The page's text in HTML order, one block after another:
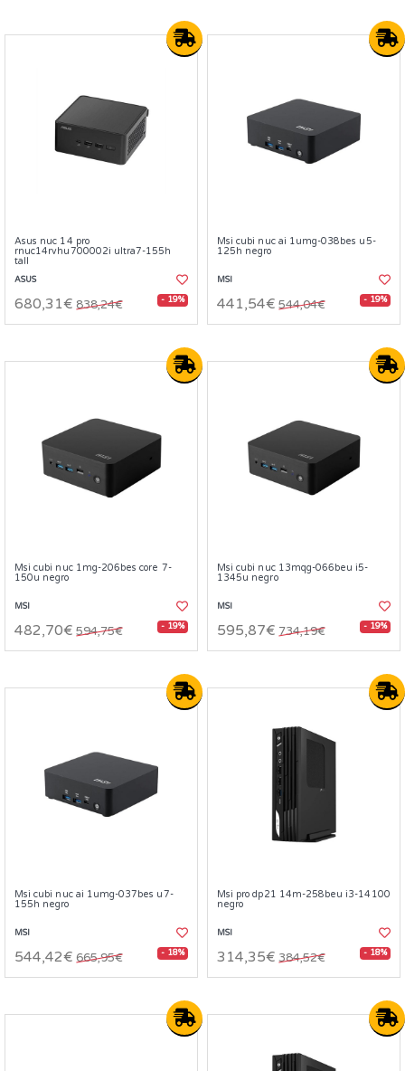
Asus nuc 14 pro
rnuc14rvhu700002i ultra7-155h
tall
ASUS
680,31€ 838,24€ - 19%
Msi cubi nuc ai 1umg-038bes u5-
125h negro
MSI
441,54€ 544,04€ - 19%
Msi cubi nuc 1mg-206bes core 7-
150u negro
MSI
482,70€ 594,75€ - 19%
Msi cubi nuc 13mqg-066beu i5-
1345u negro
MSI
595,87€ 734,19€ - 19%
Msi cubi nuc ai 1umg-037bes u7-
155h negro
MSI
544,42€ 665,95€ - 18%
Msi pro dp21 14m-258beu i3-14100
negro
MSI
314,35€ 384,52€ - 18%